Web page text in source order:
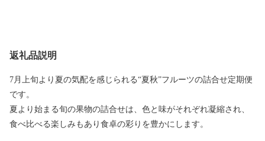
返礼品説明
7月上旬より夏の気配を感じられる“夏秋”フルーツの詰合せ定期便
です。
夏より始まる旬の果物の詰合せは、色と味がそれぞれ凝縮され、
食べ比べる楽しみもあり食卓の彩りを豊かにします。